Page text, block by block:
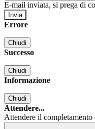
E-mail inviata, si prega di
Errore
Chiudi
Successo
Chiudi
Informazione
Chiudi
Attendere...
Attendere il completamento